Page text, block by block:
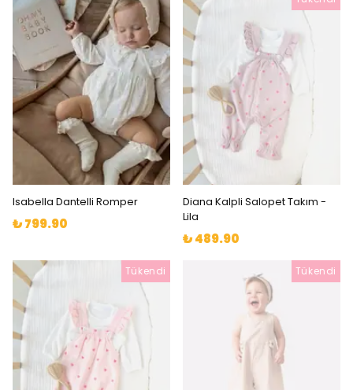
Isabella Dantelli Romper
₺ 799.90
Diana Kalpli Salopet Takım -
Lila
₺ 489.90
Tükendi Tükendi